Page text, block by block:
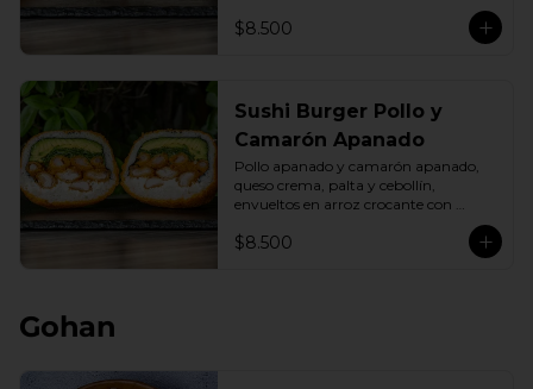
$8.500
Sushi Burger Pollo y
Camarón Apanado
Pollo apanado y camarón apanado,
queso crema, palta y cebollín,
envueltos en arroz crocante con
$8.500
Gohan